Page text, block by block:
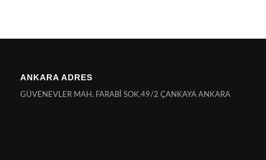
ANKARA ADRES
GÜVENEVLER MAH. FARABİ SOK.49/2 ÇANKAYA ANKARA